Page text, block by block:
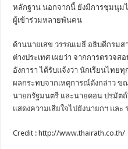
หลักฐาน นอกจากนี้ ยังมีการชุมนุม
ผู้เข้าร่วมหลายพันคน
ด้านนายเสข วรรณเมธี อธิบดีกรมส
ต่างประเทศ เผยว่า จากการตรวจ
อังการา ได้รับแจ้งว่า นักเรียนไท
ผลกระทบจากเหตุการณ์ดังกล่าว ข
นายกรัฐมนตรี และนายดอน ปรมัตถ์
แสดงความเสียใจไปยังนายกฯ และ
Credit : http://www.thairath.co.th/